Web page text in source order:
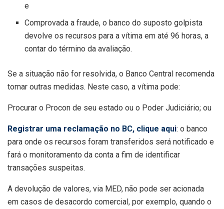
e
Comprovada a fraude, o banco do suposto golpista
devolve os recursos para a vítima em até 96 horas, a
contar do término da avaliação.
Se a situação não for resolvida, o Banco Central recomenda
tomar outras medidas. Neste caso, a vítima pode:
Procurar o Procon de seu estado ou o Poder Judiciário; ou
Registrar uma reclamação no BC, clique aqui: o banco
para onde os recursos foram transferidos será notificado e
fará o monitoramento da conta a fim de identificar
transações suspeitas.
A devolução de valores, via MED, não pode ser acionada
em casos de desacordo comercial, por exemplo, quando o